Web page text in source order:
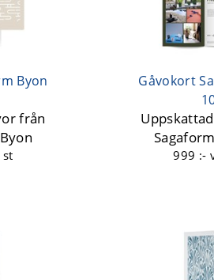
Byon
från
Gåvokort
999 :-